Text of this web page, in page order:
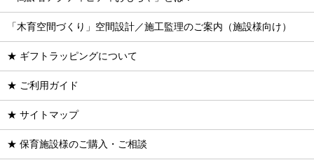
「木育空間づくり」空間設計／施工監理のご案内（施設様向け）
★ ギフトラッピングについて
★ ご利用ガイド
★ サイトマップ
★ 保育施設様のご購入・ご相談